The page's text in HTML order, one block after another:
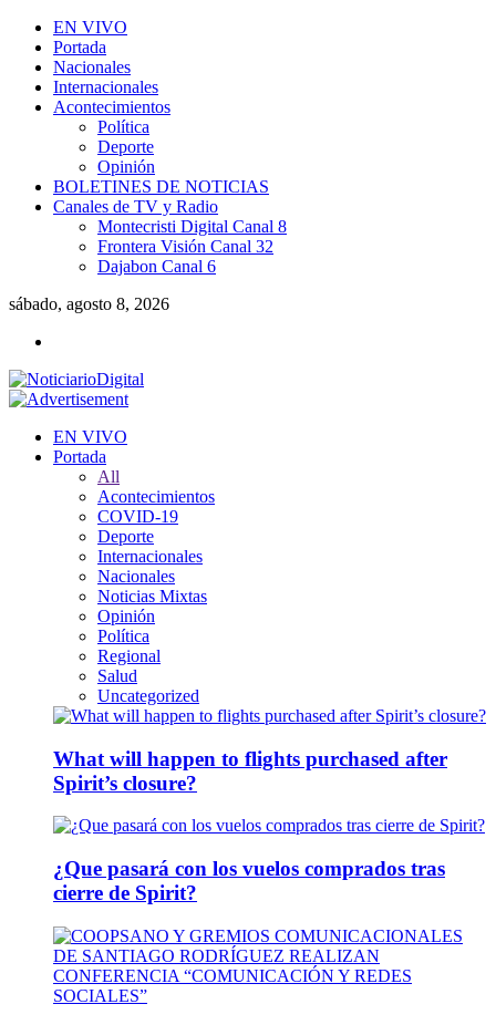
EN VIVO
Portada
Nacionales
Internacionales
Acontecimientos
Política
Deporte
Opinión
BOLETINES DE NOTICIAS
Canales de TV y Radio
Montecristi Digital Canal 8
Frontera Visión Canal 32
Dajabon Canal 6
sábado, agosto 8, 2026
EN VIVO
Portada
All
Acontecimientos
COVID-19
Deporte
Internacionales
Nacionales
Noticias Mixtas
Opinión
Política
Regional
Salud
Uncategorized
What will happen to flights purchased after
Spirit’s closure?
¿Que pasará con los vuelos comprados tras
cierre de Spirit?